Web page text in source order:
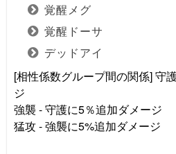
覚醒メグ
覚醒ドーサ
デッドアイ
[相性係数グループ間の関係] 守
ジ
強襲 - 守護に5％追加ダメージ
猛攻 - 強襲に5%追加ダメージ